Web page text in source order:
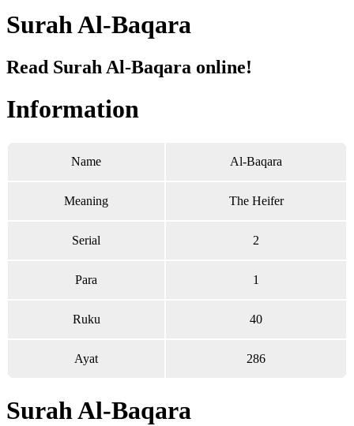
Surah Al-Baqara
Read Surah Al-Baqara online!
Information
Name Al-Baqara
Meaning The Heifer
Serial 2
Para 1
Ruku 40
Ayat 286
Surah Al-Baqara